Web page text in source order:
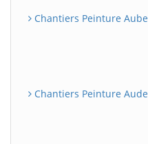
Chantiers Peinture Aube
Chantiers Peinture Aude